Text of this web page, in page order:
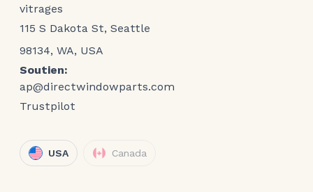
vitrages
115 S Dakota St, Seattle
98134, WA, USA
Soutien:
ap@directwindowparts.com
Trustpilot
USA Canada